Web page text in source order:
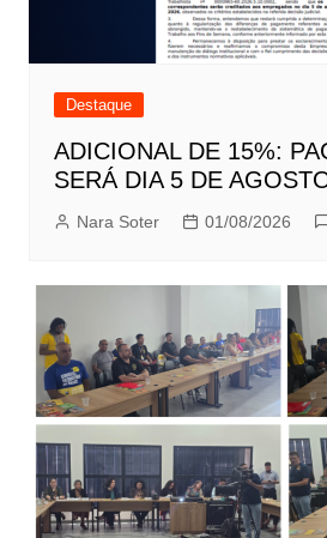
Destaque
ADICIONAL DE 15%:
SERÁ DIA 5 DE
Nara Soter 01/08/2026